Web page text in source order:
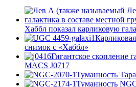
Хаббл показал карликовую
снимок с «Хаббл»
Гигантское скопление
MACS J0717
Туманность
Туманность